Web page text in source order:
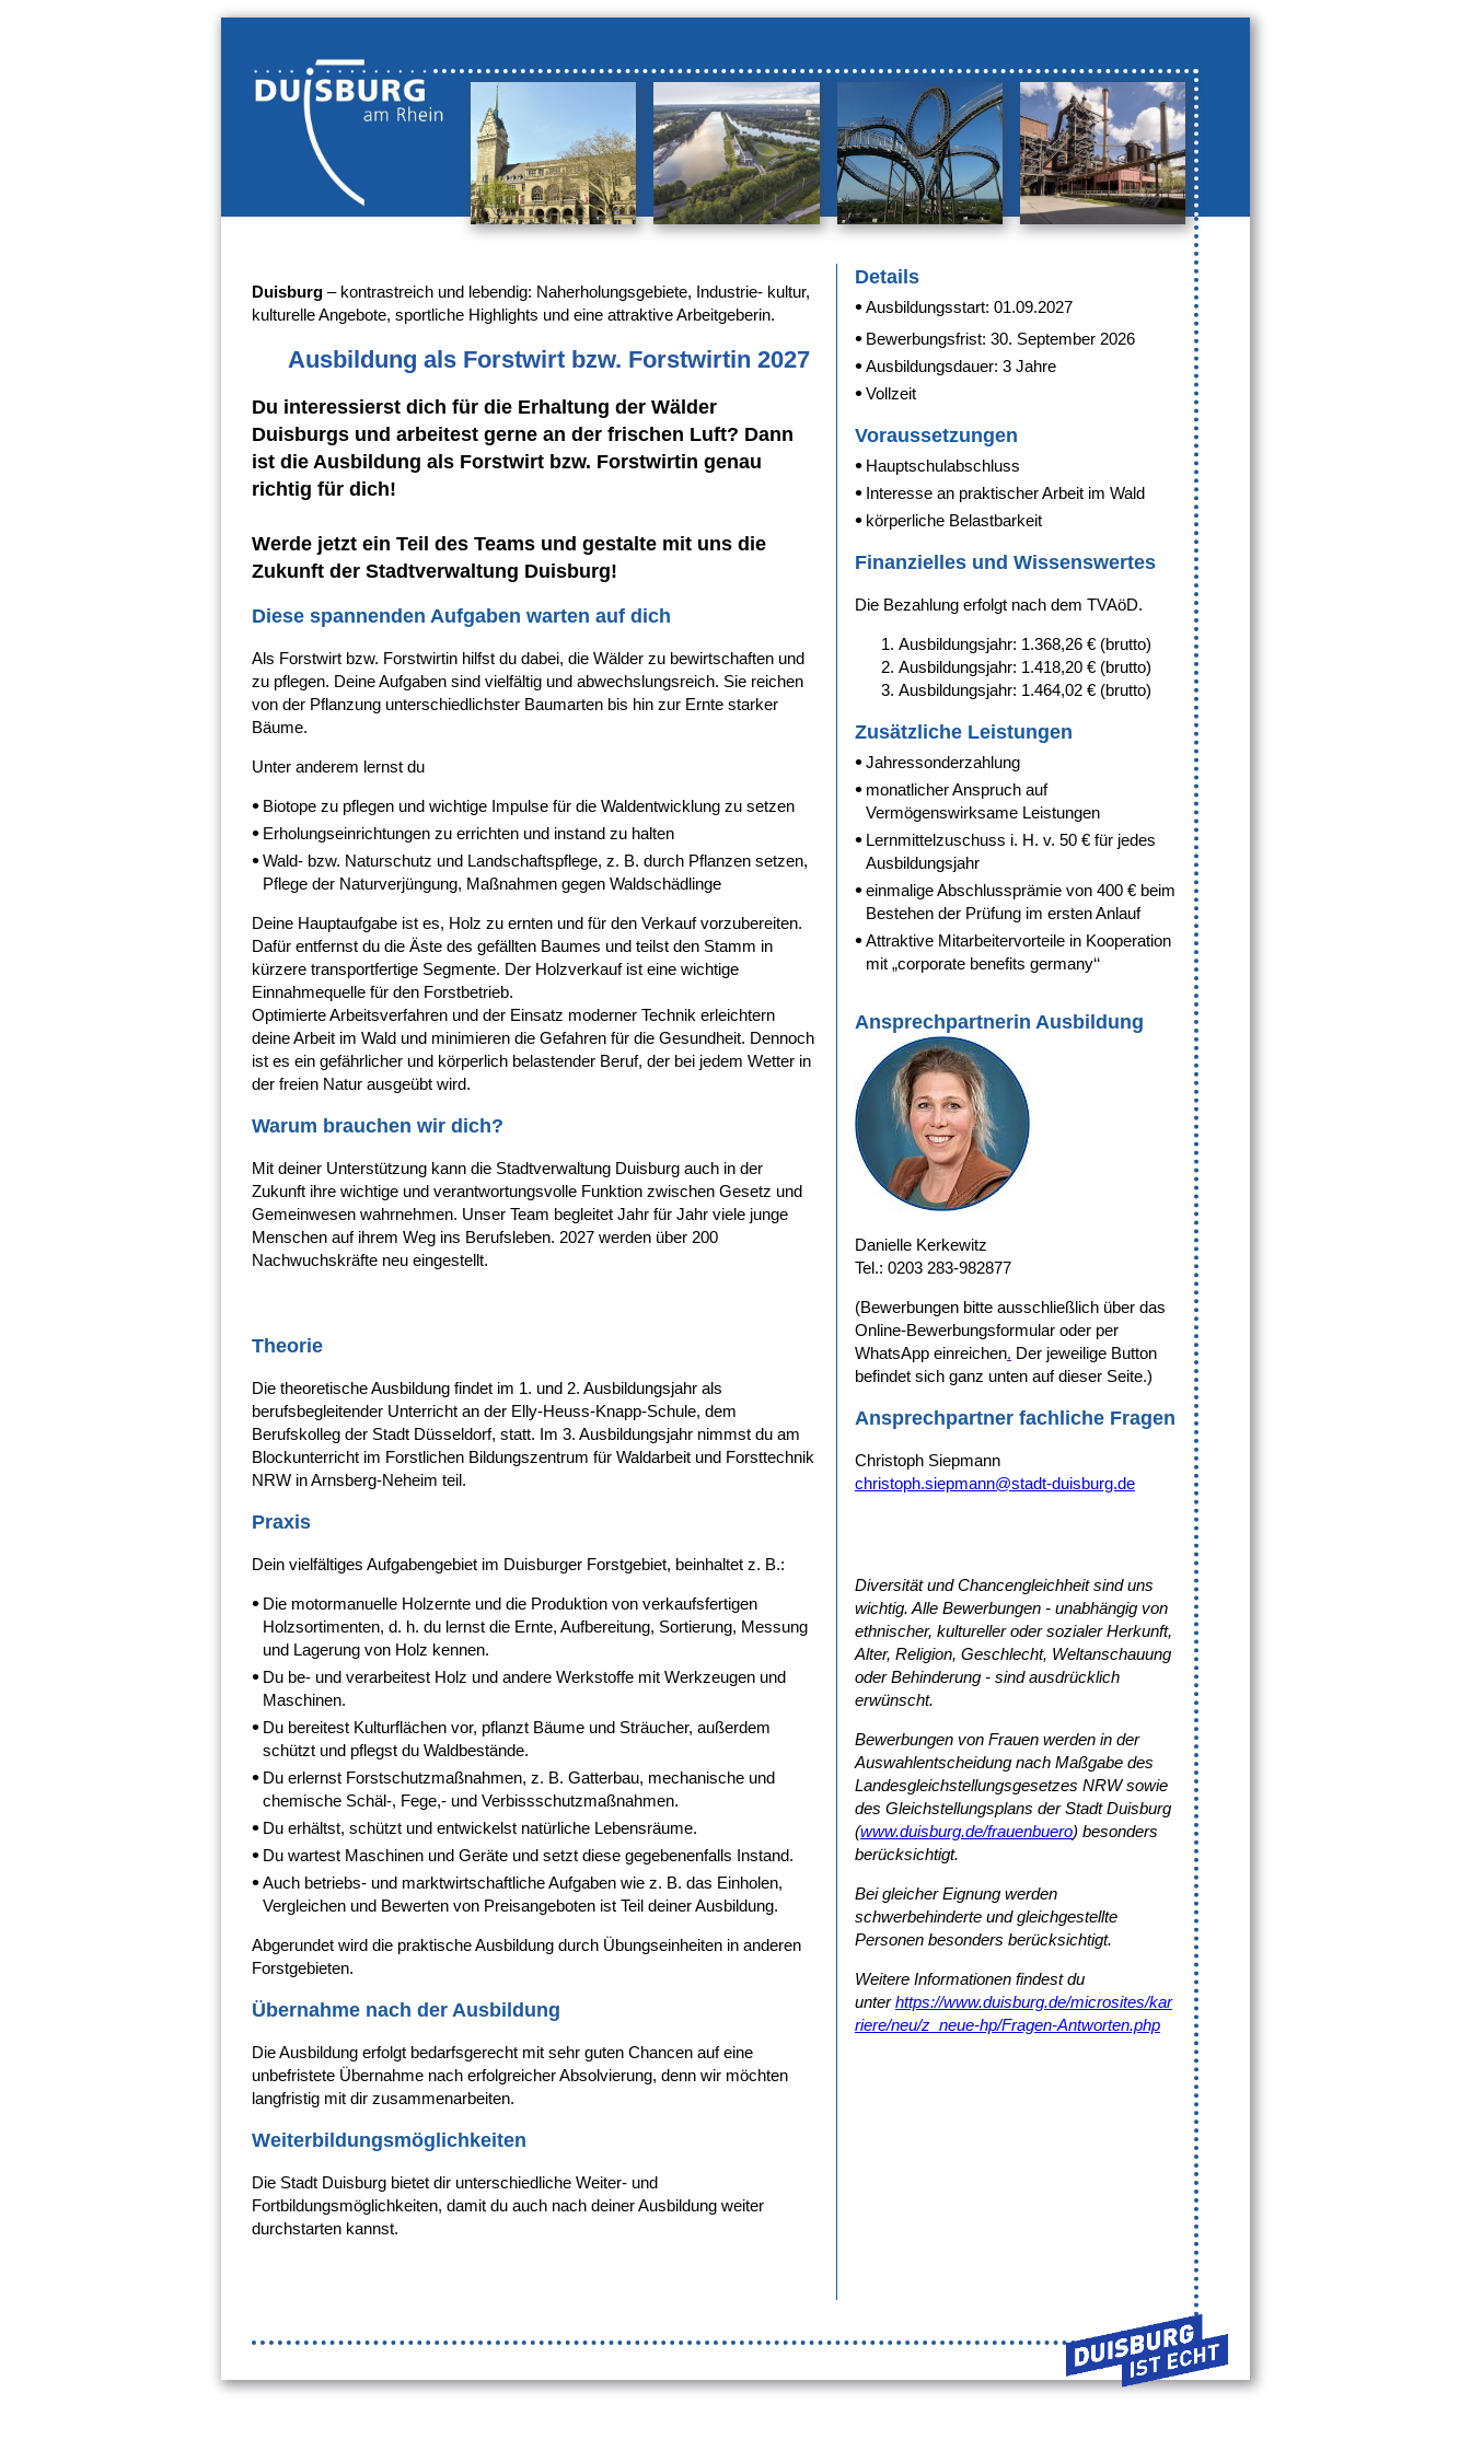
Duisburg – kontrastreich und lebendig: Naherholungsgebiete, Industrie- kultur,
kulturelle Angebote, sportliche Highlights und eine attraktive Arbeitgeberin.
Ausbildung als Forstwirt bzw. Forstwirtin 2027
Du interessierst dich für die Erhaltung der Wälder
Duisburgs und arbeitest gerne an der frischen Luft? Dann
ist die Ausbildung als Forstwirt bzw. Forstwirtin genau
richtig für dich!
Werde jetzt ein Teil des Teams und gestalte mit uns die
Zukunft der Stadtverwaltung Duisburg!
Diese spannenden Aufgaben warten auf dich
Als Forstwirt bzw. Forstwirtin hilfst du dabei, die Wälder zu bewirtschaften und
zu pflegen. Deine Aufgaben sind vielfältig und abwechslungsreich. Sie reichen
von der Pflanzung unterschiedlichster Baumarten bis hin zur Ernte starker
Bäume.
Unter anderem lernst du
Biotope zu pflegen und wichtige Impulse für die Waldentwicklung zu setzen
Erholungseinrichtungen zu errichten und instand zu halten
Wald- bzw. Naturschutz und Landschaftspflege, z. B. durch Pflanzen setzen,
Pflege der Naturverjüngung, Maßnahmen gegen Waldschädlinge
Deine Hauptaufgabe ist es, Holz zu ernten und für den Verkauf vorzubereiten.
Dafür entfernst du die Äste des gefällten Baumes und teilst den Stamm in
kürzere transportfertige Segmente. Der Holzverkauf ist eine wichtige
Einnahmequelle für den Forstbetrieb.
Optimierte Arbeitsverfahren und der Einsatz moderner Technik erleichtern
deine Arbeit im Wald und minimieren die Gefahren für die Gesundheit. Dennoch
ist es ein gefährlicher und körperlich belastender Beruf, der bei jedem Wetter in
der freien Natur ausgeübt wird.
Warum brauchen wir dich?
Mit deiner Unterstützung kann die Stadtverwaltung Duisburg auch in der
Zukunft ihre wichtige und verantwortungsvolle Funktion zwischen Gesetz und
Gemeinwesen wahrnehmen. Unser Team begleitet Jahr für Jahr viele junge
Menschen auf ihrem Weg ins Berufsleben. 2027 werden über 200
Nachwuchskräfte neu eingestellt.
Theorie
Die theoretische Ausbildung findet im 1. und 2. Ausbildungsjahr als
berufsbegleitender Unterricht an der Elly-Heuss-Knapp-Schule, dem
Berufskolleg der Stadt Düsseldorf, statt. Im 3. Ausbildungsjahr nimmst du am
Blockunterricht im Forstlichen Bildungszentrum für Waldarbeit und Forsttechnik
NRW in Arnsberg-Neheim teil.
Praxis
Dein vielfältiges Aufgabengebiet im Duisburger Forstgebiet, beinhaltet z. B.:
Die motormanuelle Holzernte und die Produktion von verkaufsfertigen
Holzsortimenten, d. h. du lernst die Ernte, Aufbereitung, Sortierung, Messung
und Lagerung von Holz kennen.
Du be- und verarbeitest Holz und andere Werkstoffe mit Werkzeugen und
Maschinen.
Du bereitest Kulturflächen vor, pflanzt Bäume und Sträucher, außerdem
schützt und pflegst du Waldbestände.
Du erlernst Forstschutzmaßnahmen, z. B. Gatterbau, mechanische und
chemische Schäl-, Fege,- und Verbissschutzmaßnahmen.
Du erhältst, schützt und entwickelst natürliche Lebensräume.
Du wartest Maschinen und Geräte und setzt diese gegebenenfalls Instand.
Auch betriebs- und marktwirtschaftliche Aufgaben wie z. B. das Einholen,
Vergleichen und Bewerten von Preisangeboten ist Teil deiner Ausbildung.
Abgerundet wird die praktische Ausbildung durch Übungseinheiten in anderen
Forstgebieten.
Übernahme nach der Ausbildung
Die Ausbildung erfolgt bedarfsgerecht mit sehr guten Chancen auf eine
unbefristete Übernahme nach erfolgreicher Absolvierung, denn wir möchten
langfristig mit dir zusammenarbeiten.
Weiterbildungsmöglichkeiten
Die Stadt Duisburg bietet dir unterschiedliche Weiter- und
Fortbildungsmöglichkeiten, damit du auch nach deiner Ausbildung weiter
durchstarten kannst.
Details
Ausbildungsstart: 01.09.2027
Bewerbungsfrist: 30. September 2026
Ausbildungsdauer: 3 Jahre
Vollzeit
Voraussetzungen
Hauptschulabschluss
Interesse an praktischer Arbeit im Wald
körperliche Belastbarkeit
Finanzielles und Wissenswertes
Die Bezahlung erfolgt nach dem TVAöD.
Ausbildungsjahr: 1.368,26 € (brutto)
Ausbildungsjahr: 1.418,20 € (brutto)
Ausbildungsjahr: 1.464,02 € (brutto)
Zusätzliche Leistungen
Jahressonderzahlung
monatlicher Anspruch auf
Vermögenswirksame Leistungen
Lernmittelzuschuss i. H. v. 50 € für jedes
Ausbildungsjahr
einmalige Abschlussprämie von 400 € beim
Bestehen der Prüfung im ersten Anlauf
Attraktive Mitarbeitervorteile in Kooperation
mit „corporate benefits germany‘‘
Ansprechpartnerin Ausbildung
Danielle Kerkewitz
Tel.: 0203 283-982877
(Bewerbungen bitte ausschließlich über das
Online-Bewerbungsformular oder per
WhatsApp einreichen. Der jeweilige Button
befindet sich ganz unten auf dieser Seite.)
Ansprechpartner fachliche Fragen
Christoph Siepmann
christoph.siepmann@stadt-duisburg.de
Diversität und Chancengleichheit sind uns
wichtig. Alle Bewerbungen - unabhängig von
ethnischer, kultureller oder sozialer Herkunft,
Alter, Religion, Geschlecht, Weltanschauung
oder Behinderung - sind ausdrücklich
erwünscht.
Bewerbungen von Frauen werden in der
Auswahlentscheidung nach Maßgabe des
Landesgleichstellungsgesetzes NRW sowie
des Gleichstellungsplans der Stadt Duisburg
(www.duisburg.de/frauenbuero) besonders
berücksichtigt.
Bei gleicher Eignung werden
schwerbehinderte und gleichgestellte
Personen besonders berücksichtigt.
Weitere Informationen findest du
unterhttps://www.duisburg.de/microsites/kar
riere/neu/z_neue-hp/Fragen-Antworten.php